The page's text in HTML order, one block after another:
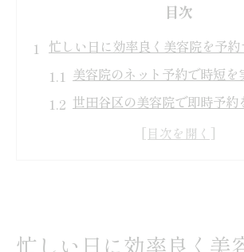
目次
忙しい日に効率良く美容院を予約
美容院のネット予約で時短を
世田谷区の美容院で即時予約
ホットペッパービューティー
忙しい日でも美容院予約を